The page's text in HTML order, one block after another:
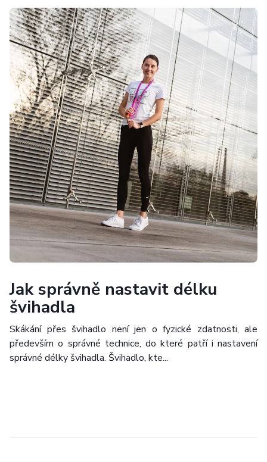
Jak správně nastavit délku
švihadla
Skákání přes švihadlo není jen o fyzické zdatnosti, ale
především o správné technice, do které patří i nastavení
správné délky švihadla. Švihadlo, kte...